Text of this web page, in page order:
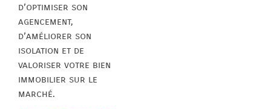
d’optimiser son
agencement,
d’améliorer son
isolation et de
valoriser votre bien
immobilier sur le
marché.